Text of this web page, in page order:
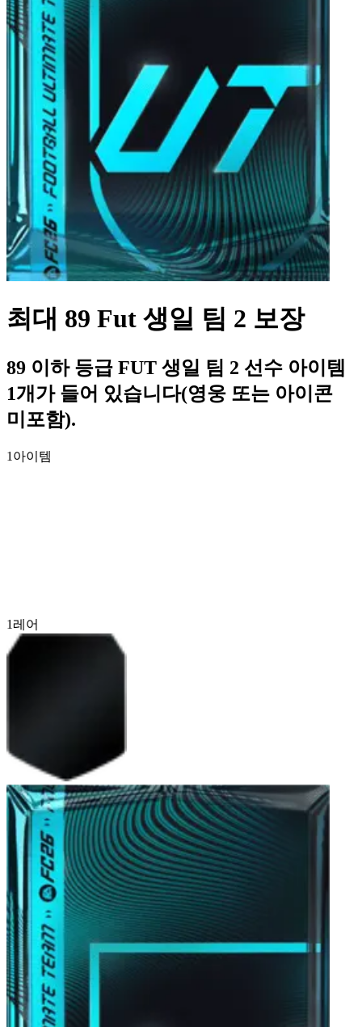
최대 89 Fut 생일 팀 2 보장
89 이하 등급 FUT 생일 팀 2 선수 아이템
1개가 들어 있습니다(영웅 또는 아이콘
미포함).
1 아이템
1 레어